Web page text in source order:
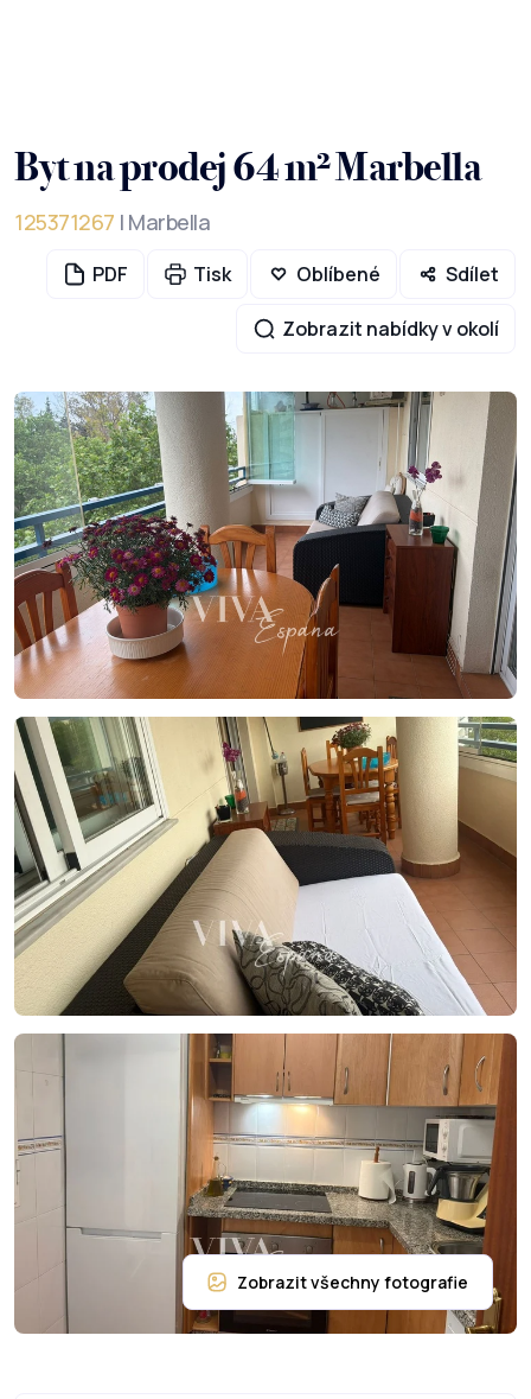
Byt na prodej 64 m² Marbella
125371267 | Marbella
PDF Tisk Oblíbené Sdílet
Zobrazit nabídky v okolí